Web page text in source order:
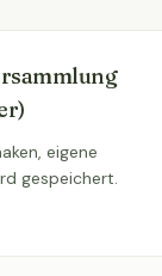
eigene
gespeichert.